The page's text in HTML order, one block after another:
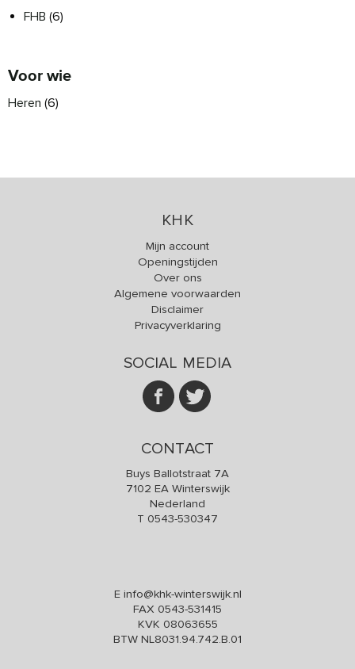
FHB (6)
Voor wie
Heren (6)
KHK
Mijn account
Openingstijden
Over ons
Algemene voorwaarden
Disclaimer
Privacyverklaring
SOCIAL MEDIA
CONTACT
Buys Ballotstraat 7A
7102 EA Winterswijk
Nederland
T 0543-530347
E info@khk-winterswijk.nl
FAX 0543-531415
KVK 08063655
BTW NL8031.94.742.B.01